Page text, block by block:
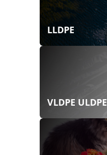
LLDPE
VLDPE ULDPE